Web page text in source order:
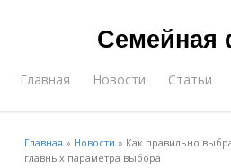
Семейная
Главная Новости Статьи
Главная » Новости » Как правильно
главных параметра выбора